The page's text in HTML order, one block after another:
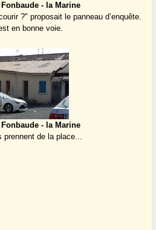
- la Marine
?" proposait le panneau d’enquête.
en bonne voie.
- la Marine
prennent de la place...